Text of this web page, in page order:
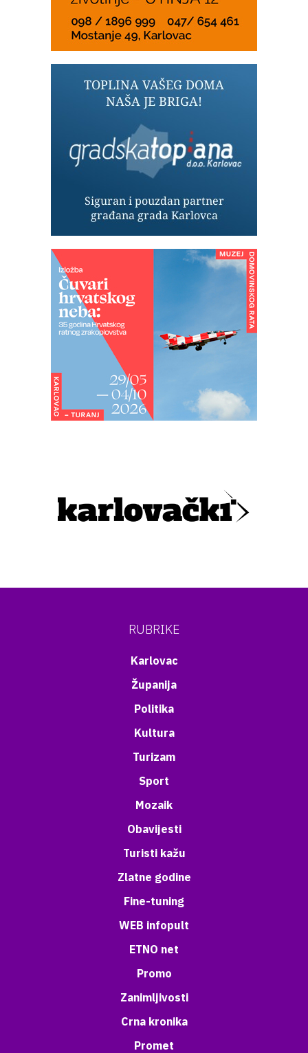
RUBRIKE
Karlovac
Županija
Politika
Kultura
Turizam
Sport
Mozaik
Obavijesti
Turisti kažu
Zlatne godine
Fine-tuning
WEB infopult
ETNO net
Promo
Zanimljivosti
Crna kronika
Promet